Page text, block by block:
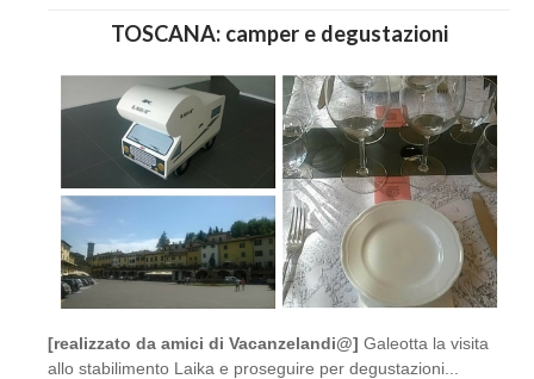
TOSCANA: camper e degustazioni
[realizzato da amici di Vacanzelandi@] Galeotta la visita
allo stabilimento Laika e proseguire per degustazioni...